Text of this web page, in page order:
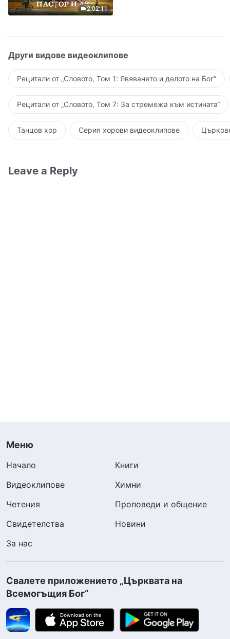
2:02:11
Други видове видеоклипове
Рецитали от „Словото, Том 1: Явяването и делото на Бог“
Рецитали от „Словото, Том 7: За стремежа към истината“
Танцов хор Серия хорови видеоклипове
Leave a Reply
Меню
Начало
Книги
Видеоклипове
Химни
Четения
Проповеди и общение
Свидетелства
Новини
За нас
Свалете приложението „Църквата на
Всемогъщия Бог“